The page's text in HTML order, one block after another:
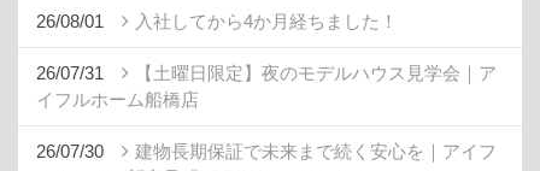
26/08/01 入社してから4か月経ちました！
26/07/31
【土曜日限定】夜のモデルハウス見学会｜ア
イフルホーム船橋店
26/07/30
建物長期保証で未来まで続く安心を｜アイフ